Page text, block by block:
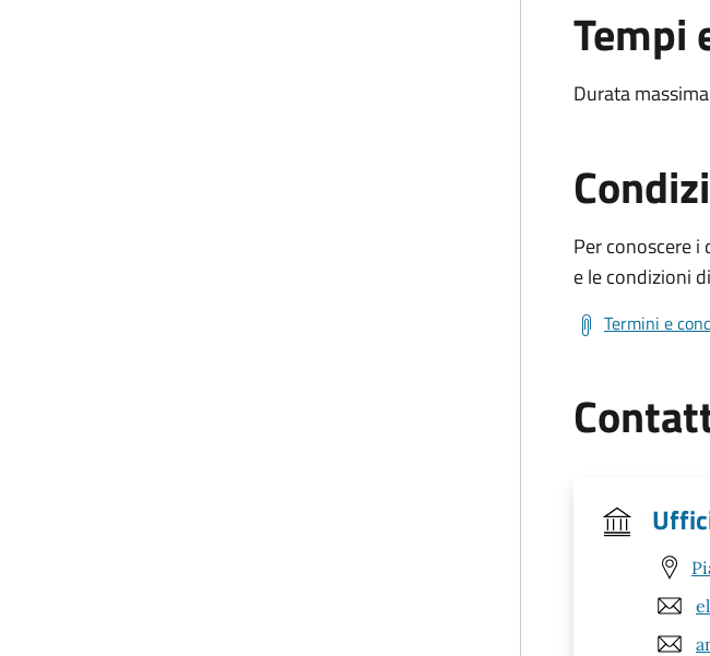
Tempi
Durata
Per conoscere
e le condizioni
Termini e